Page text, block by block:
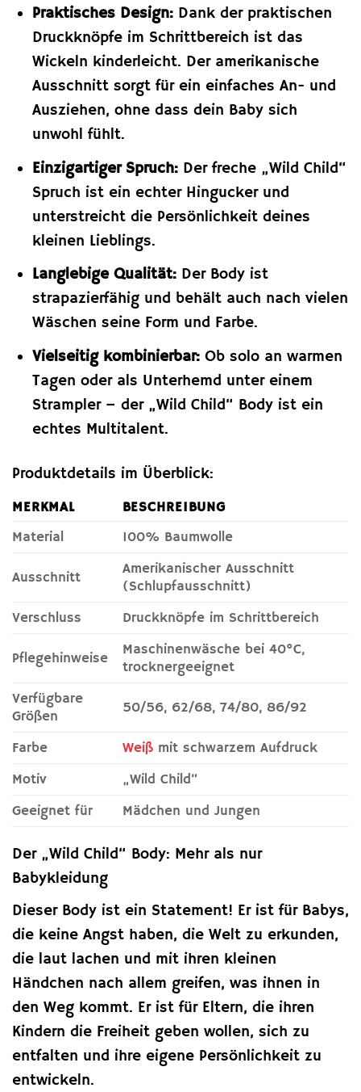
Praktisches Design:Dank der praktischen
Druckknöpfe im Schrittbereich ist das
Wickeln kinderleicht. Der amerikanische
Ausschnitt sorgt für ein einfaches An- und
Ausziehen, ohne dass dein Baby sich
unwohl fühlt.
Einzigartiger Spruch:Der freche „Wild Child“
Spruch ist ein echter Hingucker und
unterstreicht die Persönlichkeit deines
kleinen Lieblings.
Langlebige Qualität:Der Body ist
strapazierfähig und behält auch nach vielen
Wäschen seine Form und Farbe.
Vielseitig kombinierbar:Ob solo an warmen
Tagen oder als Unterhemd unter einem
Strampler – der „Wild Child“ Body ist ein
echtes Multitalent.
Produktdetails im Überblick:
MERKMAL
BESCHREIBUNG
Material
100% Baumwolle
Ausschnitt
Amerikanischer Ausschnitt
(Schlupfausschnitt)
Verschluss
Druckknöpfe im Schrittbereich
Pflegehinweise
Maschinenwäsche bei 40°C,
trocknergeeignet
Verfügbare
Größen
50/56, 62/68, 74/80, 86/92
Farbe Weißmit schwarzem Aufdruck
Motiv
„Wild Child“
Geeignet für
Mädchen und Jungen
Der „Wild Child“ Body: Mehr als nur
Babykleidung
Dieser Body ist ein Statement! Er ist für Babys,
die keine Angst haben, die Welt zu erkunden,
die laut lachen und mit ihren kleinen
Händchen nach allem greifen, was ihnen in
den Weg kommt. Er ist für Eltern, die ihren
Kindern die Freiheit geben wollen, sich zu
entfalten und ihre eigene Persönlichkeit zu
entwickeln.